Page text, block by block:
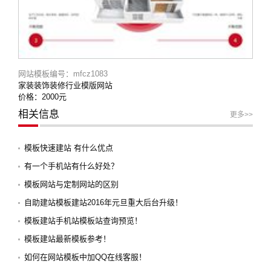
网站模板编号：mfcz1083
家装装饰装修行业模版网站
价格：2000元
相关信息 更多>>
模板快速建站 有什么优点
有一个手机站有什么好处？
模板网站与定制网站的区别
自助建站模板建站2016年元旦重大后台升级！
模板建站手机站模板站查询预览！
模板建站最新模板参考！
如何在网站模板中加QQ在线客服！